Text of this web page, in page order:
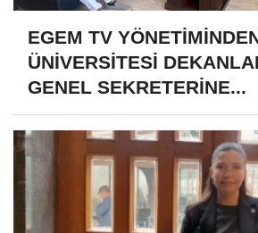
EGEM TV
ÜNİVERSİTESİ
GENEL SEKRETERİNE...